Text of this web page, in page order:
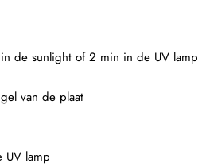
de sunlight of 2 min in de UV lamp
van de plaat
lamp